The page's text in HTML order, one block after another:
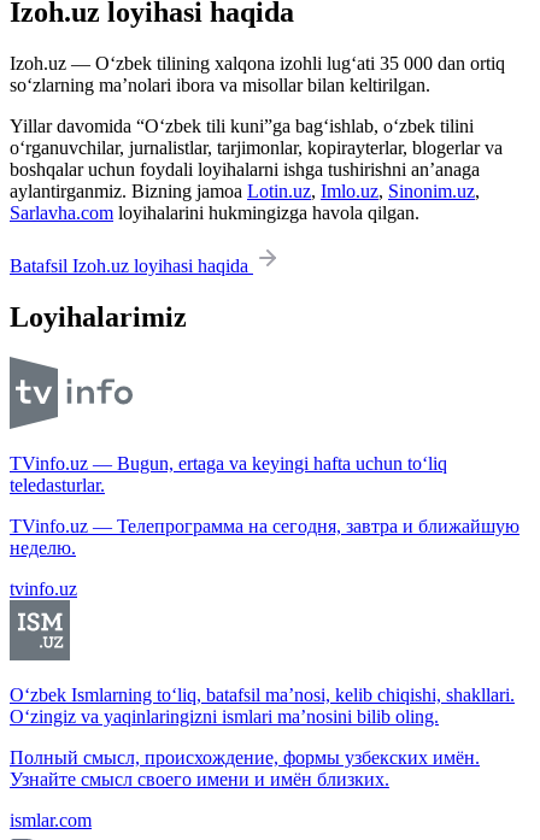
Izoh.uz loyihasi haqida
Izoh.uz — O‘zbek tilining xalqona izohli lug‘ati 35 000 dan ortiq
so‘zlarning ma’nolari ibora va misollar bilan keltirilgan.
Yillar davomida “O‘zbek tili kuni”ga bag‘ishlab, o‘zbek tilini
o‘rganuvchilar, jurnalistlar, tarjimonlar, kopirayterlar, blogerlar va
boshqalar uchun foydali loyihalarni ishga tushirishni an’anaga
aylantirganmiz. Bizning jamoa Lotin.uz, Imlo.uz, Sinonim.uz,
Sarlavha.com loyihalarini hukmingizga havola qilgan.
Batafsil Izoh.uz loyihasi haqida
Loyihalarimiz
TVinfo.uz — Bugun, ertaga va keyingi hafta uchun to‘liq
teledasturlar.
TVinfo.uz — Телепрограмма на сегодня, завтра и ближайшую
неделю.
tvinfo.uz
O‘zbek Ismlarning to‘liq, batafsil ma’nosi, kelib chiqishi, shakllari.
O‘zingiz va yaqinlaringizni ismlari ma’nosini bilib oling.
Полный смысл, происхождение, формы узбекских имён.
Узнайте смысл своего имени и имён близких.
ismlar.com